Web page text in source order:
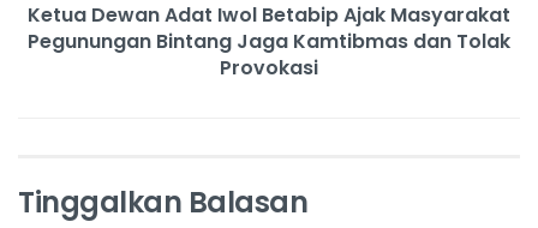
Ketua Dewan Adat Iwol Betabip Ajak Masyarakat
Pegunungan Bintang Jaga Kamtibmas dan Tolak
Provokasi
Tinggalkan Balasan